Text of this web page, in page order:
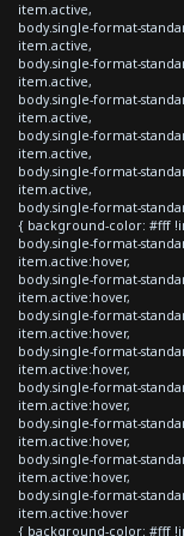
item.active,
body.single-format-
item.active,
body.single-format-
item.active,
body.single-format-
item.active,
body.single-format-
item.active,
body.single-format-
item.active,
body.single-format-
{ background-color: #fff
body.single-format-
item.active:hover,
body.single-format-
item.active:hover,
body.single-format-
item.active:hover,
body.single-format-
item.active:hover,
body.single-format-
item.active:hover,
body.single-format-
item.active:hover,
body.single-format-
item.active:hover,
body.single-format-
item.active:hover
{ background-color: #fff